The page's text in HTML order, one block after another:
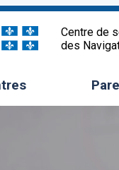
Centre de
des
sous-menu